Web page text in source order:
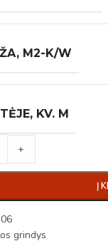
M2-K/W
KV. M
+
Į
grindys